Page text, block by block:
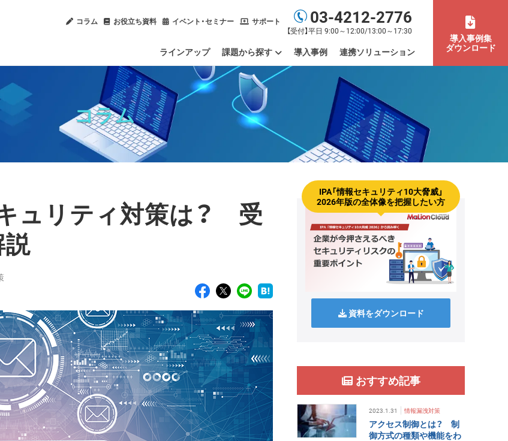
コラム お役立ち資料 イベント・セミナー サポート 03-4212-2776
【受付】平日 9:00～12:00/13:00～17:30
ラインアップ 課題から探す
内部不正による情報漏洩を防止したい
ChatGPTのセキュリティ対策をしたい
ソフトウェアのライセンスを管理したい
IT資産管理ツールをクラウド化したい
社内ヘルプデスク業務を効率化したい
導入事例 連携ソリューション
導入事例集
ダウンロード
コラム
ュリティ対策は？ 受
IPA「情報セキュリティ10大脅威」
2026年版の全体像を把握したい方
資料をダウンロード
おすすめ記事
2023.1.31 情報漏洩対策
アクセス制御とは？ 制
御方式の種類や機能をわ